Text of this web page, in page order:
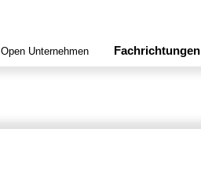
Open Unternehmen Fachrichtungen